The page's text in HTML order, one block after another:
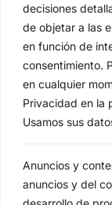
decisiones
de objetar a las
en función de
consentimiento.
en cualquier
Privacidad en la
Usamos sus
Anuncios y
anuncios y del